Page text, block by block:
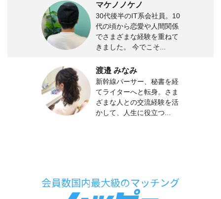
マケノノケノ
30代後半のIT系会社員。10
代の頃から恋愛や人間関係
でさまざまな経験を重ねて
きました。 今でこそ...
渡邉 みなみ
新幹線パーサー、秘書を経
てライターへと転身。さま
ざまな人との交流経験を活
かして、人生に役立つ...